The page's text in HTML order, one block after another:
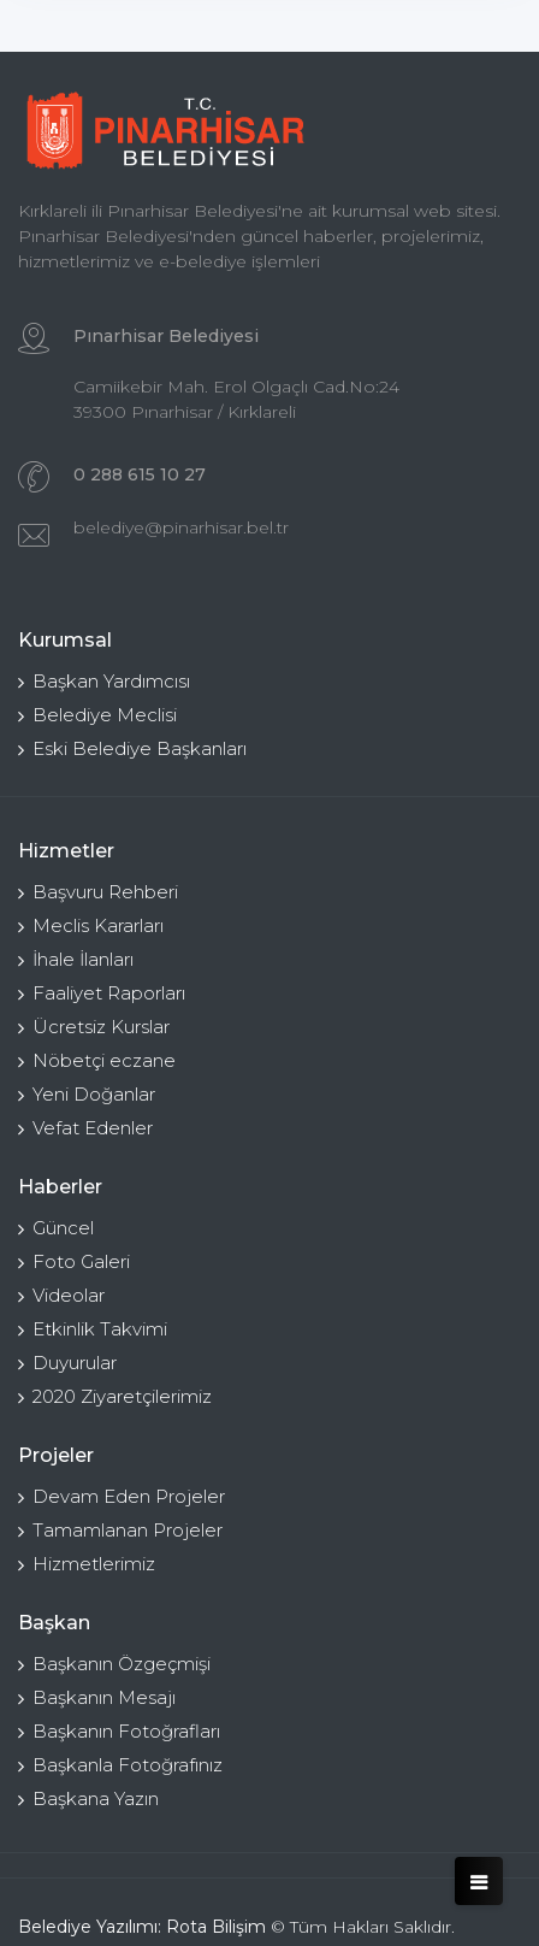
Kırklareli ili Pınarhisar Belediyesi'ne ait kurumsal web sitesi.
Pınarhisar Belediyesi'nden güncel haberler, projelerimiz,
hizmetlerimiz ve e-belediye işlemleri
Pınarhisar Belediyesi
Camiikebir Mah. Erol Olgaçlı Cad.No:24
39300 Pınarhisar / Kırklareli
0 288 615 10 27
belediye@pinarhisar.bel.tr
Kurumsal
Başkan Yardımcısı
Belediye Meclisi
Eski Belediye Başkanları
Hizmetler
Başvuru Rehberi
Meclis Kararları
İhale İlanları
Faaliyet Raporları
Ücretsiz Kurslar
Nöbetçi eczane
Yeni Doğanlar
Vefat Edenler
Haberler
Güncel
Foto Galeri
Videolar
Etkinlik Takvimi
Duyurular
2020 Ziyaretçilerimiz
Projeler
Devam Eden Projeler
Tamamlanan Projeler
Hizmetlerimiz
Başkan
Başkanın Özgeçmişi
Başkanın Mesajı
Başkanın Fotoğrafları
Başkanla Fotoğrafınız
Başkana Yazın
Belediye Yazılımı: Rota Bilişim © Tüm Hakları Saklıdır.